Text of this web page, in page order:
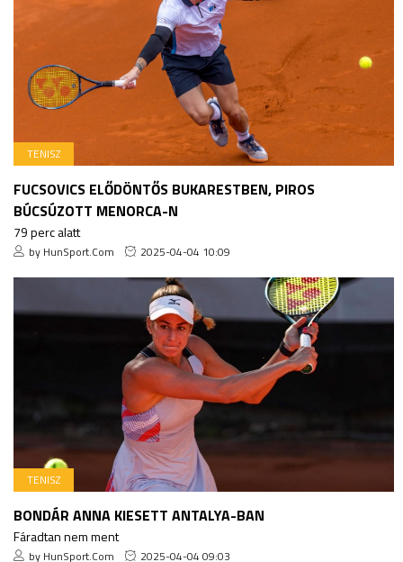
TENISZ
FUCSOVICS ELŐDÖNTŐS BUKARESTBEN, PIROS
BÚCSÚZOTT MENORCA-N
79 perc alatt
by HunSport.Com 2025-04-04 10:09
TENISZ
BONDÁR ANNA KIESETT ANTALYA-BAN
Fáradtan nem ment
by HunSport.Com 2025-04-04 09:03